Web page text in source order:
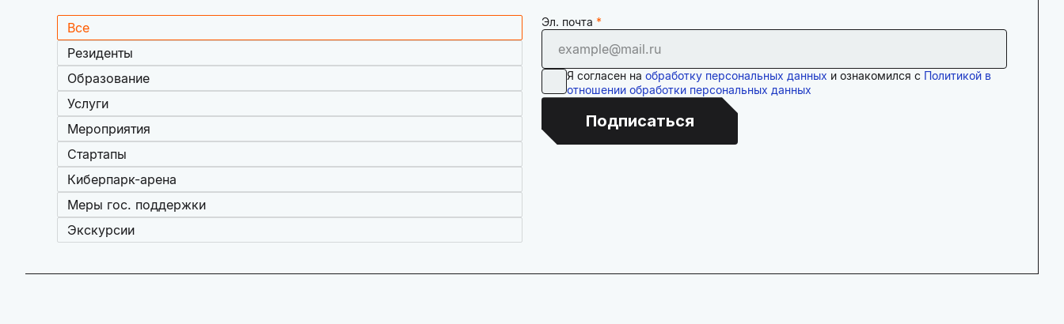
Все
Резиденты
Образование
Услуги
Мероприятия
Стартапы
Киберпарк-арена
Меры гос. поддержки
Экскурсии
Эл. почта
Я согласен на обработку персональных данных и ознакомился с Политикой в
отношении обработки персональных данных
Подписаться